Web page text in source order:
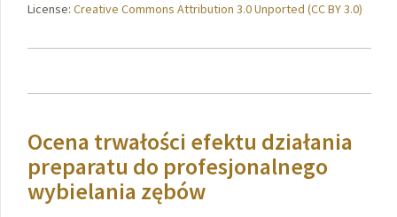
License: Creative Commons Attribution 3.0 Unported (CC BY 3.0)
Ocena trwałości efektu działania
preparatu do profesjonalnego
wybielania zębów